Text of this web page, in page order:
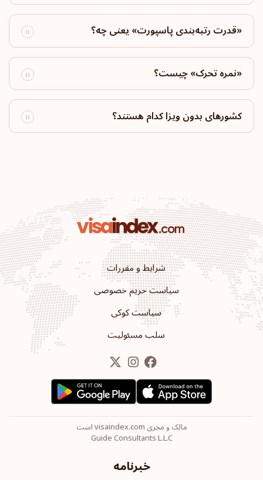
رتبه پاسپورت: 19 مقاصد:170
آرژانتین
سن مارینو
رتبه پاسپورت: 21 166
برونئی
رتبه پاسپورت: 23 مقاصد:161
باربادوس
رتبه پاسپورت: 24 مقاصد:158
مقاصد:157
رتبه پاسپورت: 26 مقاصد:
مکزیک
سنت کیتس و نویس
«قدرت رتبه‌بندی پاسپورت» یعنی چه؟
«نمره تحرک» چیست؟
کشورهای بدون ویزا کدام هستند؟
شرایط و مقررات
سیاست حریم خصوصی
سیاست کوکی
سلب مسئولیت
مالک و مجری visaindex.com است
Guide Consultants L.L.C
خبرنامه